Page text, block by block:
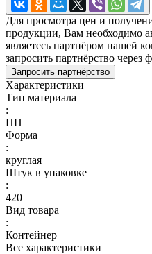
Для просмотра цен и
продукции, Вам необходимо
являетесь партнёром нашей
запросить партнёрство через
Запросить партнёрство
Характеристики
Тип материала
:
ПП
Форма
:
круглая
Штук в упаковке
:
420
Вид товара
:
Контейнер
Все характеристики